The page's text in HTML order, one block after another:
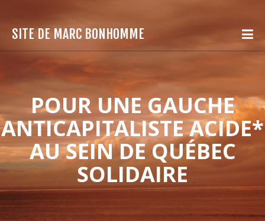
SITE DE MARC BONHOMME
POUR UNE GAUCHE
ANTICAPITALISTE ACIDE*
AU SEIN DE QUÉBEC
SOLIDAIRE